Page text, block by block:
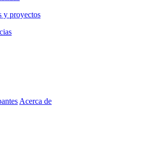
y proyectos
Acerca de